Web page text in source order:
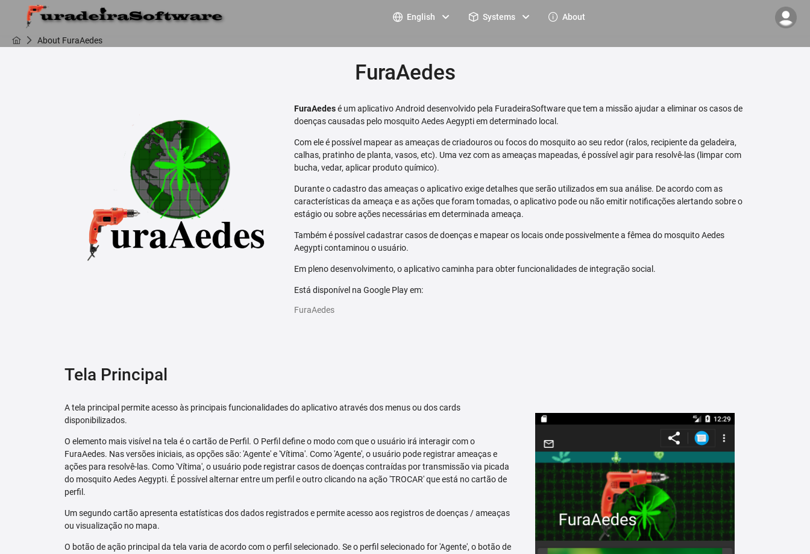
English Systems About
About FuraAedes
FuraAedes
FuraAedesé um aplicativo Android desenvolvido pela FuradeiraSoftware que tem a missão ajudar a eliminar os casos de
doenças causadas pelo mosquito Aedes Aegypti em determinado local.
Com ele é possível mapear as ameaças de criadouros ou focos do mosquito ao seu redor (ralos, recipiente da geladeira,
calhas, pratinho de planta, vasos, etc). Uma vez com as ameaças mapeadas, é possível agir para resolvê-las (limpar com
bucha, vedar, aplicar produto químico).
Durante o cadastro das ameaças o aplicativo exige detalhes que serão utilizados em sua análise. De acordo com as
características da ameaça e as ações que foram tomadas, o aplicativo pode ou não emitir notificações alertando sobre o
estágio ou sobre ações necessárias em determinada ameaça.
Também é possível cadastrar casos de doenças e mapear os locais onde possivelmente a fêmea do mosquito Aedes
Aegypti contaminou o usuário.
Em pleno desenvolvimento, o aplicativo caminha para obter funcionalidades de integração social.
Está disponível na Google Play em:
FuraAedes
Tela Principal
A tela principal permite acesso às principais funcionalidades do aplicativo através dos menus ou dos cards
disponibilizados.
O elemento mais visível na tela é o cartão de Perfil. O Perfil define o modo com que o usuário irá interagir com o
FuraAedes. Nas versões iniciais, as opções são: 'Agente' e 'Vítima'. Como 'Agente', o usuário pode registrar ameaças e
ações para resolvê-las. Como 'Vítima', o usuário pode registrar casos de doenças contraídas por transmissão via picada
do mosquito Aedes Aegypti. É possível alternar entre um perfil e outro clicando na ação 'TROCAR' que está no cartão de
perfil.
Um segundo cartão apresenta estatísticas dos dados registrados e permite acesso aos registros de doenças / ameaças
ou visualização no mapa.
O botão de ação principal da tela varia de acordo com o perfil selecionado. Se o perfil selecionado for 'Agente', o botão de